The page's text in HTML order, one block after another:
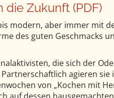
Zukunft (PDF)
modern, aber immer mit
des guten Geschmacks
die sich der
agieren
von „Kochen mit